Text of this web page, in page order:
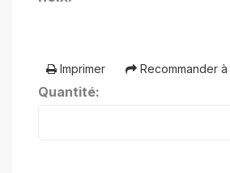
Imprimer Recommander à
Quantité: